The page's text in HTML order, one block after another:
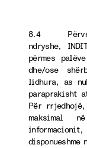
8.4 Përveç
ndryshe,
përmes
dhe/ose
lidhura, as
paraprakisht
Për
maksimal